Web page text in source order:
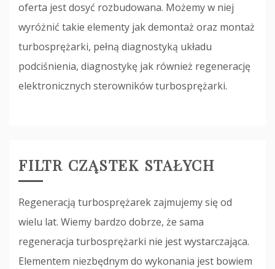
oferta jest dosyć rozbudowana. Możemy w niej
wyróżnić takie elementy jak demontaż oraz montaż
turbosprężarki, pełną diagnostyką układu
podciśnienia, diagnostykę jak również regenerację
elektronicznych sterowników turbosprężarki.
FILTR CZĄSTEK STAŁYCH
Regeneracją turbosprężarek zajmujemy się od
wielu lat. Wiemy bardzo dobrze, że sama
regeneracja turbosprężarki nie jest wystarczająca.
Elementem niezbędnym do wykonania jest bowiem